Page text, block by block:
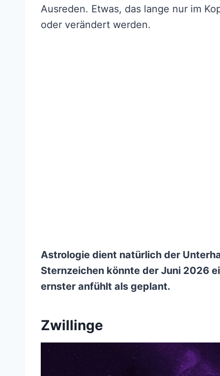
Ausreden. Etwas, das lange nur im
oder verändert werden.
Astrologie dient natürlich der
Sternzeichen könnte der Juni 2026
ernster anfühlt als geplant.
Zwillinge